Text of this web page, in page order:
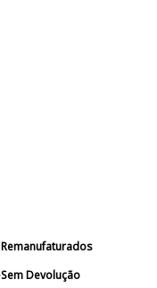
Remanufaturados
Sem Devolução